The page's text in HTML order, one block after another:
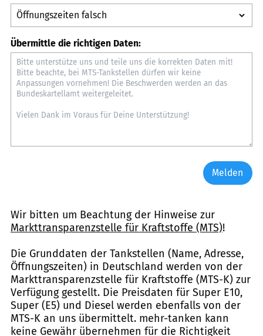
Übermittle die richtigen Daten:
Melden
Wir bitten um Beachtung der Hinweise zur
Markttransparenzstelle für Kraftstoffe (MTS)!
Die Grunddaten der Tankstellen (Name, Adresse,
Öffnungszeiten) in Deutschland werden von der
Markttransparenzstelle für Kraftstoffe (MTS-K) zur
Verfügung gestellt. Die Preisdaten für Super E10,
Super (E5) und Diesel werden ebenfalls von der
MTS-K an uns übermittelt. mehr-tanken kann
keine Gewähr übernehmen für die Richtigkeit